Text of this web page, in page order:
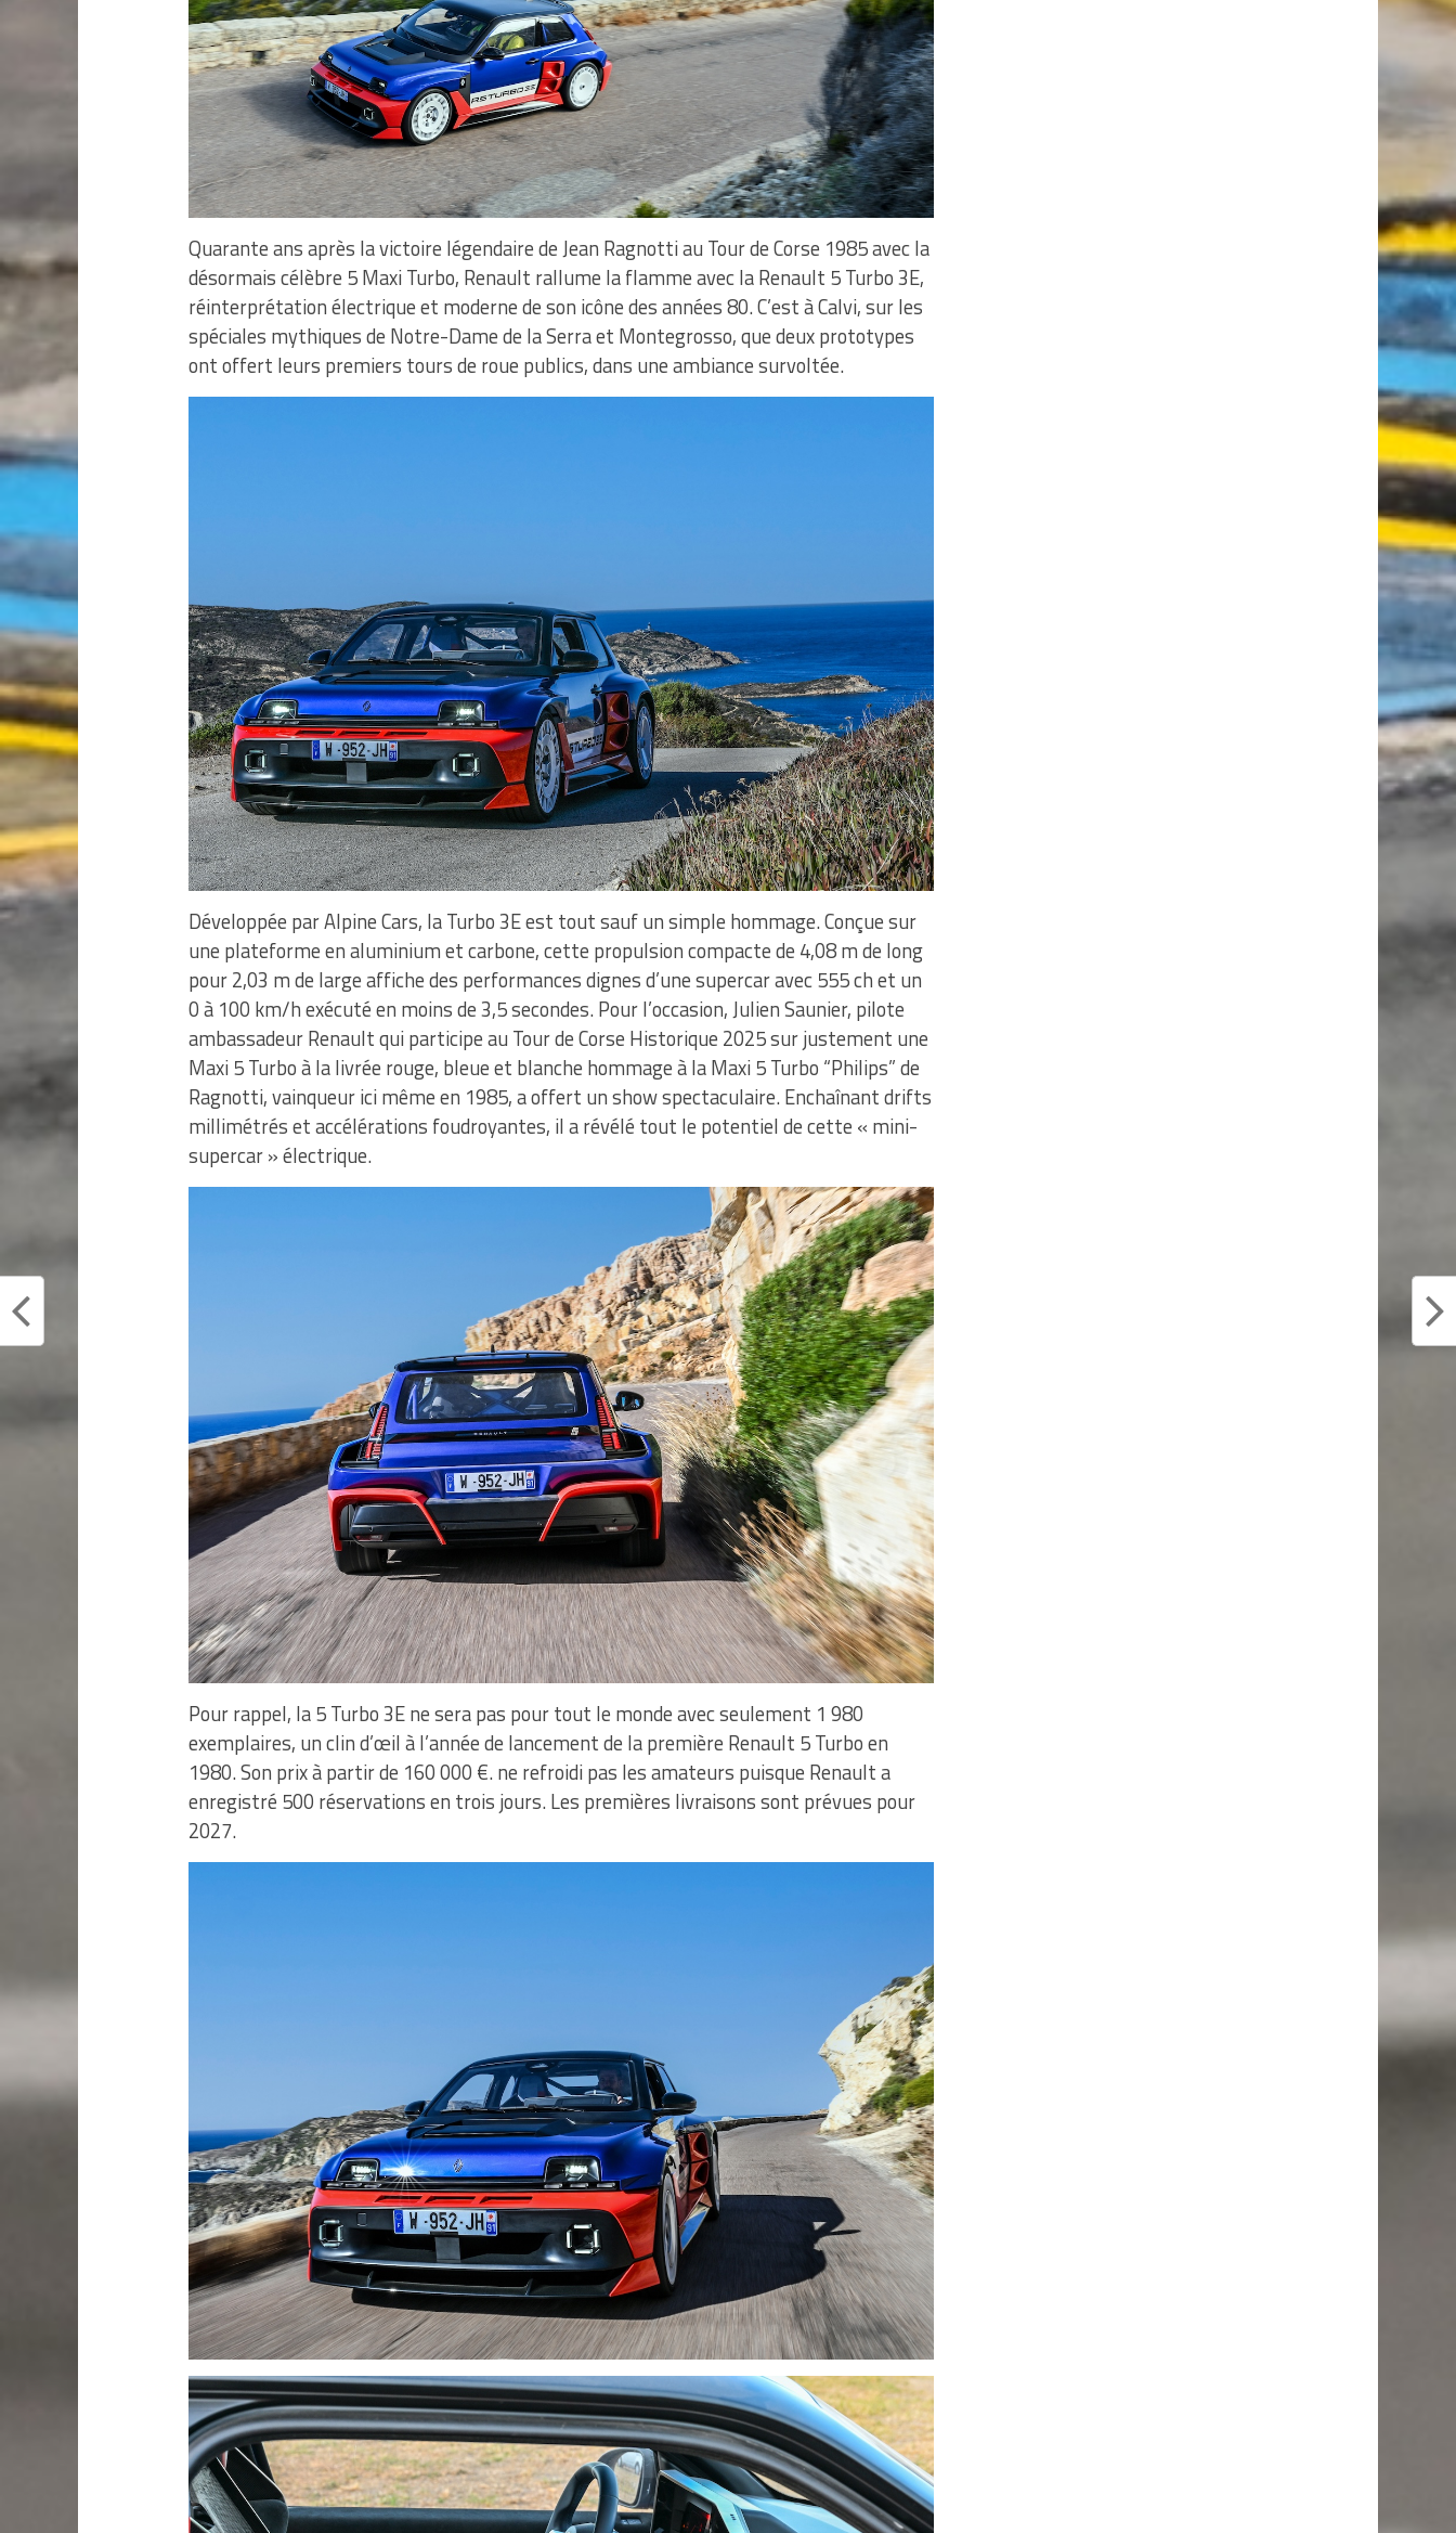
Quarante ans après la victoire légendaire de Jean Ragnotti au Tour de Corse 1985 avec la
désormais célèbre 5 Maxi Turbo, Renault rallume la flamme avec la Renault 5 Turbo 3E,
réinterprétation électrique et moderne de son icône des années 80. C’est à Calvi, sur les
spéciales mythiques de Notre-Dame de la Serra et Montegrosso, que deux prototypes
ont offert leurs premiers tours de roue publics, dans une ambiance survoltée.
Développée par Alpine Cars, la Turbo 3E est tout sauf un simple hommage. Conçue sur
une plateforme en aluminium et carbone, cette propulsion compacte de 4,08 m de long
pour 2,03 m de large affiche des performances dignes d’une supercar avec 555 ch et un
0 à 100 km/h exécuté en moins de 3,5 secondes. Pour l’occasion, Julien Saunier, pilote
ambassadeur Renault qui participe au Tour de Corse Historique 2025 sur justement une
Maxi 5 Turbo à la livrée rouge, bleue et blanche hommage à la Maxi 5 Turbo “Philips” de
Ragnotti, vainqueur ici même en 1985, a offert un show spectaculaire. Enchaînant drifts
millimétrés et accélérations foudroyantes, il a révélé tout le potentiel de cette « mini-
supercar » électrique.
Pour rappel, la 5 Turbo 3E ne sera pas pour tout le monde avec seulement 1 980
exemplaires, un clin d’œil à l’année de lancement de la première Renault 5 Turbo en
1980. Son prix à partir de 160 000 €. ne refroidi pas les amateurs puisque Renault a
enregistré 500 réservations en trois jours. Les premières livraisons sont prévues pour
2027.